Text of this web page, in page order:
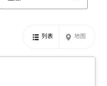
列表 地图